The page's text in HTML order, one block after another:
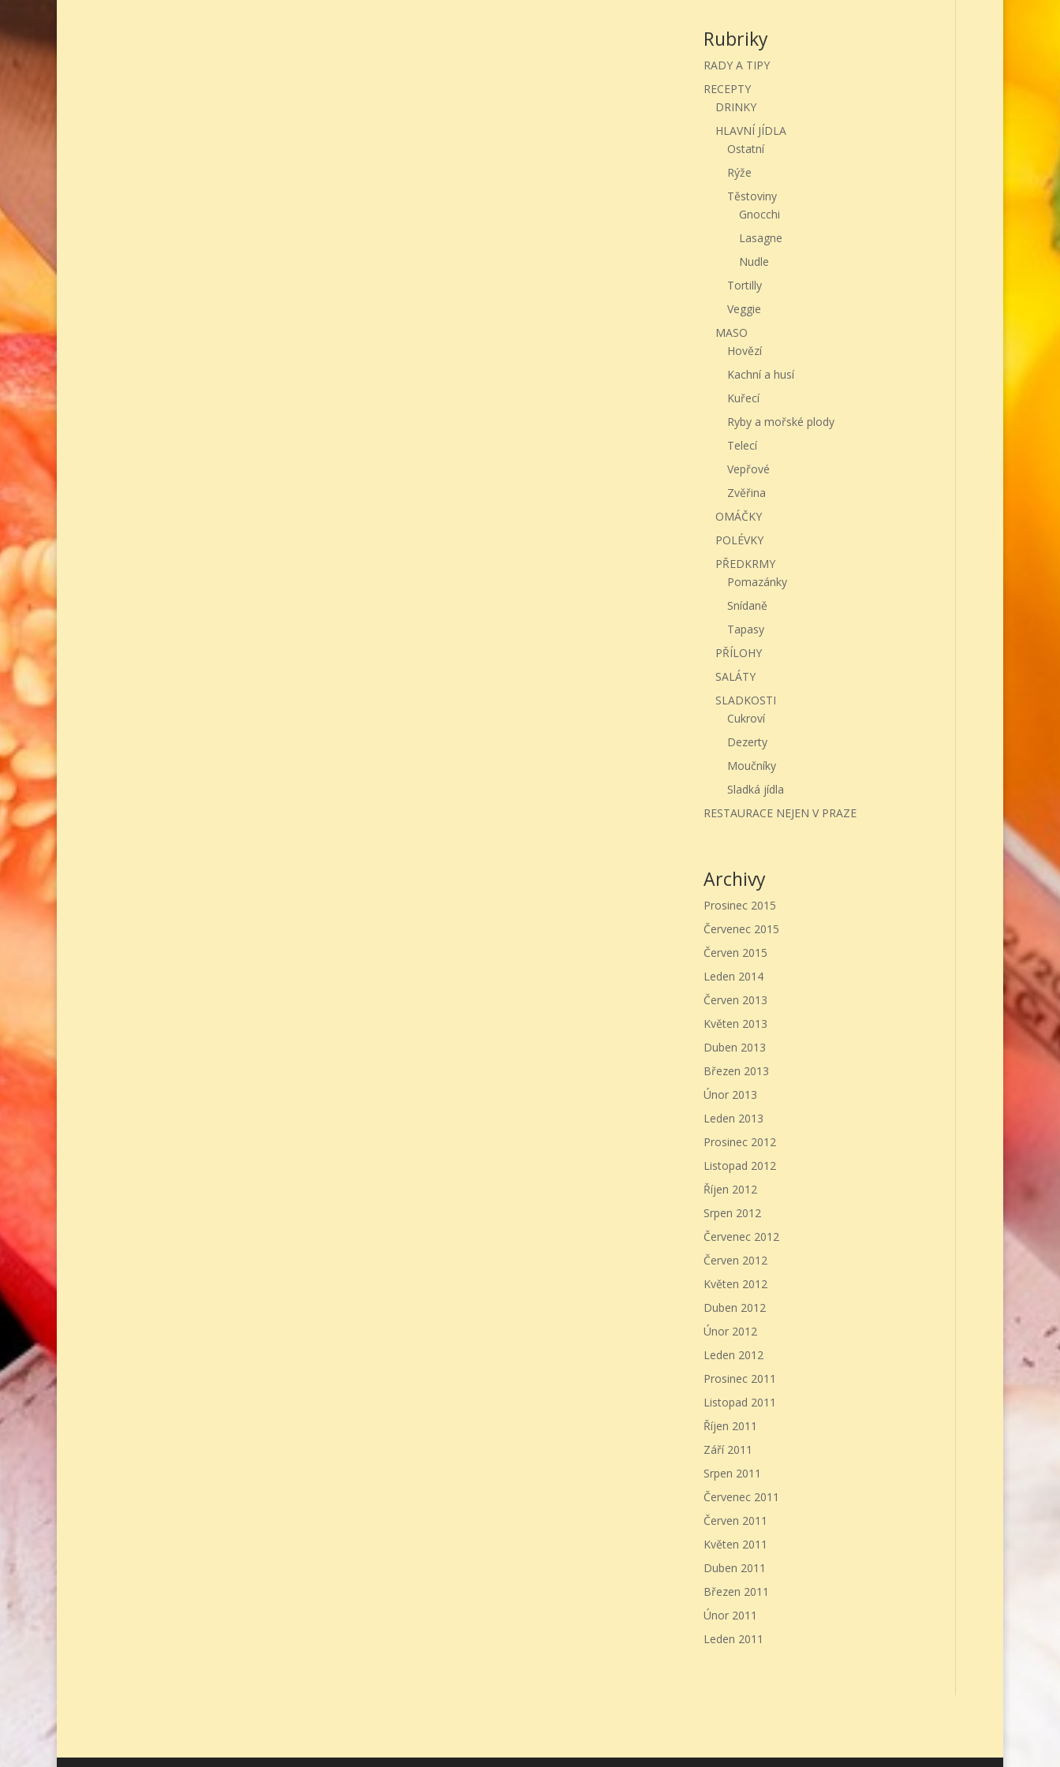
Rubriky
RADY A TIPY
RECEPTY
DRINKY
HLAVNÍ JÍDLA
Ostatní
Rýže
Těstoviny
Gnocchi
Lasagne
Nudle
Tortilly
Veggie
MASO
Hovězí
Kachní a husí
Kuřecí
Ryby a mořské plody
Telecí
Vepřové
Zvěřina
OMÁČKY
POLÉVKY
PŘEDKRMY
Pomazánky
Snídaně
Tapasy
PŘÍLOHY
SALÁTY
SLADKOSTI
Cukroví
Dezerty
Moučníky
Sladká jídla
RESTAURACE NEJEN V PRAZE
Archivy
Prosinec 2015
Červenec 2015
Červen 2015
Leden 2014
Červen 2013
Květen 2013
Duben 2013
Březen 2013
Únor 2013
Leden 2013
Prosinec 2012
Listopad 2012
Říjen 2012
Srpen 2012
Červenec 2012
Červen 2012
Květen 2012
Duben 2012
Únor 2012
Leden 2012
Prosinec 2011
Listopad 2011
Říjen 2011
Září 2011
Srpen 2011
Červenec 2011
Červen 2011
Květen 2011
Duben 2011
Březen 2011
Únor 2011
Leden 2011